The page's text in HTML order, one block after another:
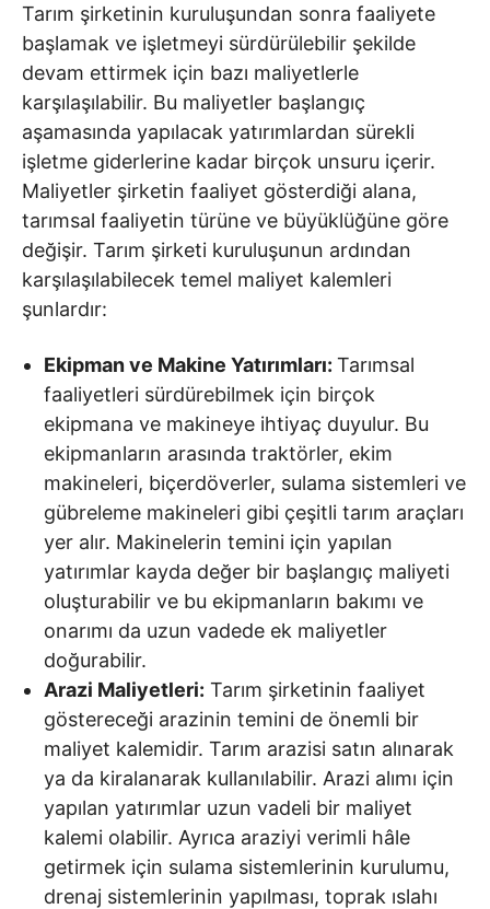
Tarım şirketinin kuruluşundan sonra faaliyete
başlamak ve işletmeyi sürdürülebilir şekilde
devam ettirmek için bazı maliyetlerle
karşılaşılabilir. Bu maliyetler başlangıç
aşamasında yapılacak yatırımlardan sürekli
işletme giderlerine kadar birçok unsuru içerir.
Maliyetler şirketin faaliyet gösterdiği alana,
tarımsal faaliyetin türüne ve büyüklüğüne göre
değişir. Tarım şirketi kuruluşunun ardından
karşılaşılabilecek temel maliyet kalemleri
şunlardır:
Ekipman ve Makine Yatırımları: Tarımsal
faaliyetleri sürdürebilmek için birçok
ekipmana ve makineye ihtiyaç duyulur. Bu
ekipmanların arasında traktörler, ekim
makineleri, biçerdöverler, sulama sistemleri ve
gübreleme makineleri gibi çeşitli tarım araçları
yer alır. Makinelerin temini için yapılan
yatırımlar kayda değer bir başlangıç maliyeti
oluşturabilir ve bu ekipmanların bakımı ve
onarımı da uzun vadede ek maliyetler
doğurabilir.
Arazi Maliyetleri: Tarım şirketinin faaliyet
göstereceği arazinin temini de önemli bir
maliyet kalemidir. Tarım arazisi satın alınarak
ya da kiralanarak kullanılabilir. Arazi alımı için
yapılan yatırımlar uzun vadeli bir maliyet
kalemi olabilir. Ayrıca araziyi verimli hâle
getirmek için sulama sistemlerinin kurulumu,
drenaj sistemlerinin yapılması, toprak ıslahı